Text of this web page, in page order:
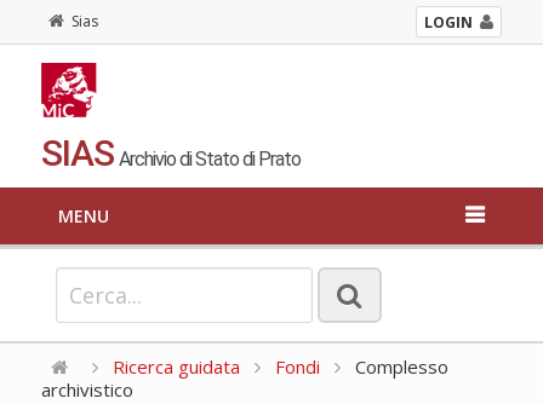
Sias LOGIN
SIAS Archivio di Stato di Prato
MENU
Ricerca guidata Fondi
Complesso
archivistico